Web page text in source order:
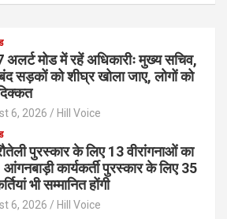
अलर्ट मोड में रहें अधिकारीः मुख्य सचिव,
सड़कों को शीघ्र खोला जाए, लोगों को
6, 2026 Hill Voice
पुरस्कार के लिए 13 वीरांगनाओं का
कार्यकर्ती पुरस्कार के लिए 35
भी सम्मानित होंगी
6, 2026 Hill Voice